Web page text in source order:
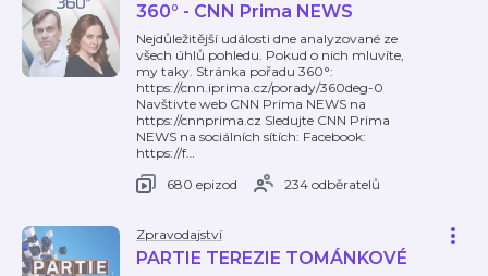
360° - CNN Prima NEWS
Nejdůležitější události dne analyzované ze
všech úhlů pohledu. Pokud o nich mluvíte,
my taky. Stránka pořadu 360°:
https://cnn.iprima.cz/porady/360deg-0
Navštivte web CNN Prima NEWS na
https://cnnprima.cz Sledujte CNN Prima
NEWS na sociálních sítích: Facebook:
https://f…
680 epizod
234 odběratelů
Zpravodajství
PARTIE TEREZIE TOMÁNKOVÉ